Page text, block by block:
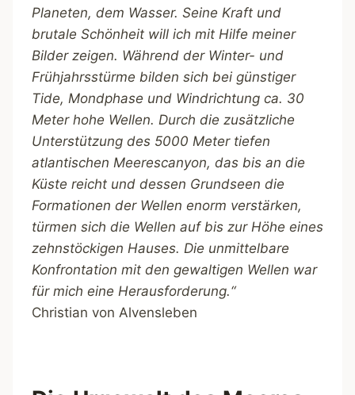
Planeten, dem Wasser. Seine Kraft und
brutale Schönheit will ich mit Hilfe meiner
Bilder zeigen. Während der Winter- und
Frühjahrsstürme bilden sich bei günstiger
Tide, Mondphase und Windrichtung ca. 30
Meter hohe Wellen. Durch die zusätzliche
Unterstützung des 5000 Meter tiefen
atlantischen Meerescanyon, das bis an die
Küste reicht und dessen Grundseen die
Formationen der Wellen enorm verstärken,
türmen sich die Wellen auf bis zur Höhe eines
zehnstöckigen Hauses. Die unmittelbare
Konfrontation mit den gewaltigen Wellen war
für mich eine Herausforderung.“
Christian von Alvensleben